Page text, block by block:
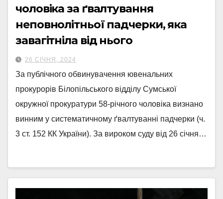
чоловіка за ґвалтування
неповнолітньої падчерки, яка
завагітніла від нього
26 СІЧНЯ, 2024
За публічного обвинувачення ювенальних
прокурорів Білопільського відділу Сумської
окружної прокуратури 58-річного чоловіка визнано
винним у систематичному ґвалтуванні падчерки (ч.
3 ст. 152 КК України). За вироком суду від 26 січня…